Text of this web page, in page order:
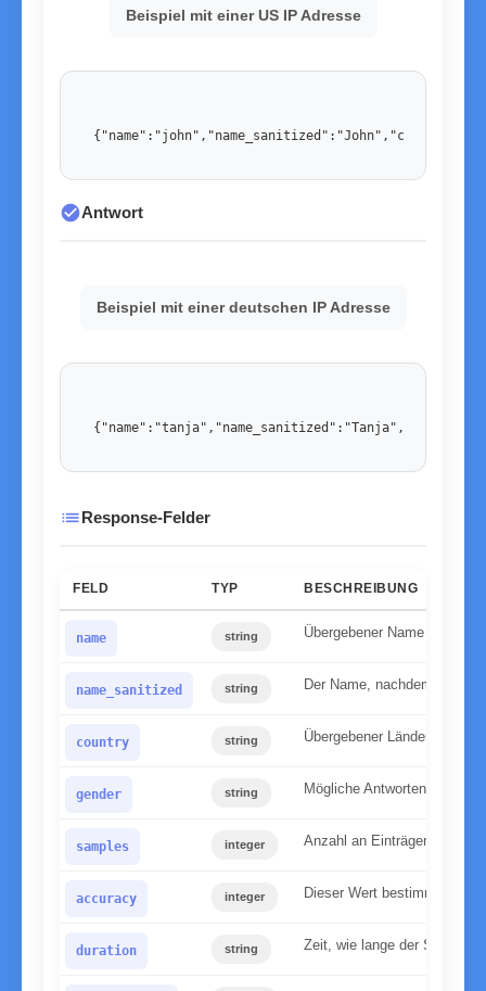
Beispiel mit einer US IP Adresse
check_circleAntwort
Beispiel mit einer deutschen IP Adresse
listResponse-Felder
FELD TYP BESCHREIBUNG
name string Übergebener Name in
name_sanitized string Der Name, nachdem wir ihn
country string Übergebener Ländercode
gender string Mögliche Antworten: male,
samples integer Anzahl an Einträgen die auf
accuracy integer Dieser Wert bestimmt, wie
duration string Zeit, wie lange der Server